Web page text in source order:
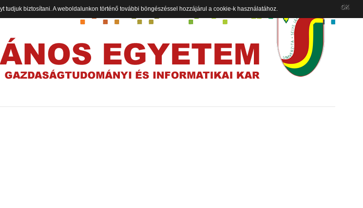
biztosítani. A weboldalunkon történő további böngészéssel hozzájárul a cookie-k használatához. OK